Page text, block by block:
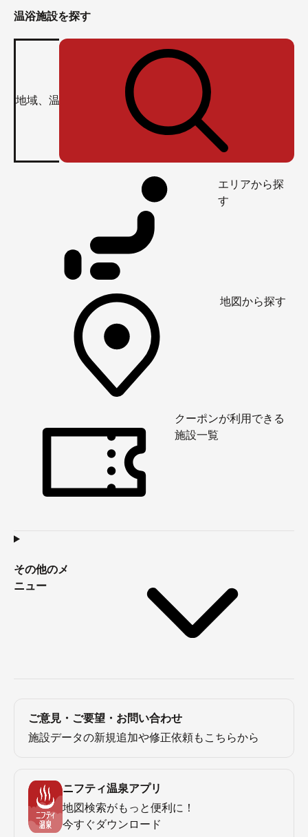
温浴施設を探す
エリアから探
す
地図から探す
クーポンが利用できる
施設一覧
その他のメ
ニュー
ご意見・ご要望・お問い合わせ
施設データの新規追加や修正依頼もこちらから
ニフティ温泉アプリ
地図検索がもっと便利に！
今すぐダウンロード